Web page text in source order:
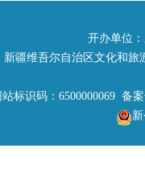
对培养
同文化
流团组
故以
开办单位
新疆维吾尔自治区文化和
站标识码：6500000069 备